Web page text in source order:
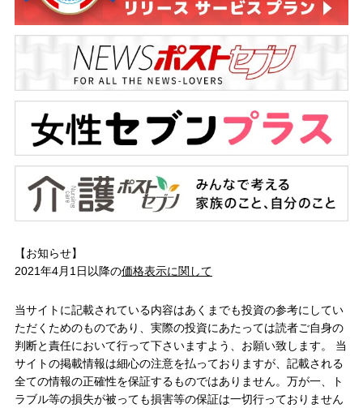
【お知らせ】
2021年4月1日以降の価格表示に関して
当サイトに記載されている内容はあくまでも投資の参考にしてい
ただくためのものであり、実際の投資にあたっては読者ご自身の
判断と責任において行って下さいますよう、お願い致します。 当
サイトの掲載情報は細心の注意を払っておりますが、記載される
全ての情報の正確性を保証するものではありません。万が一、ト
ラブル等の損失が被っても損害等の保証は一切行っておりません